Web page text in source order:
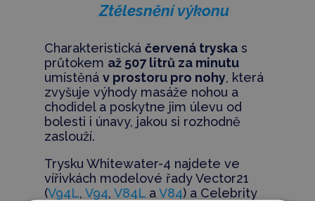
Ztělesnění výkonu
Charakteristická červená tryskas
průtokem až 507 litrů za minutu
umístěná v prostoru pro nohy, která
zvyšuje výhody masáže nohou a
chodidel a poskytne jim úlevu od
bolesti i únavy, jakou si rozhodně
zaslouží.
Trysku Whitewater-4 najdete ve
vířivkách modelové řady Vector21
(V94L, V94, V84LaV84) a Celebrity